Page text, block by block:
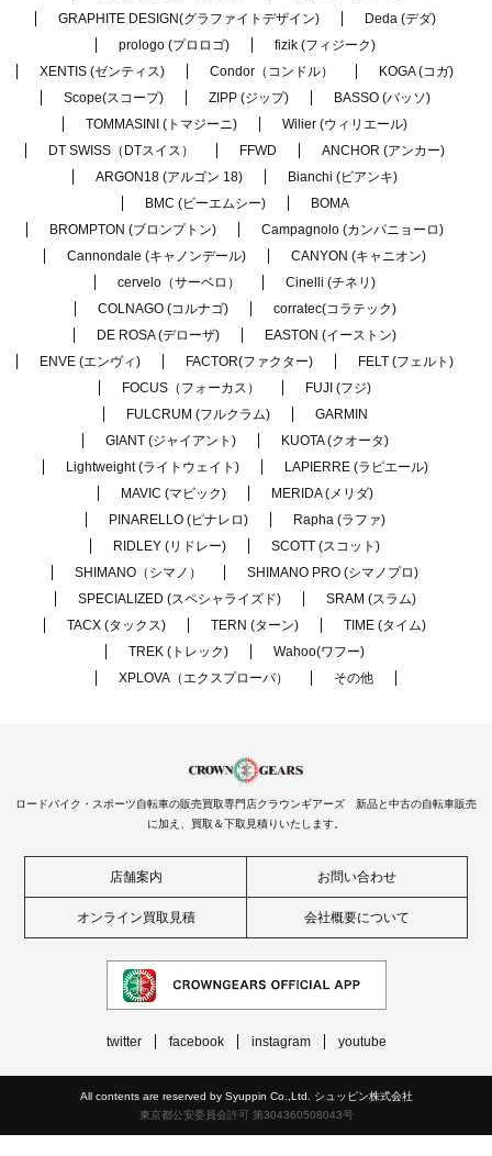
GRAPHITE DESIGN(グラファイトデザイン)
Deda (デダ)
prologo (プロロゴ)
fizik (フィジーク)
XENTIS (ゼンティス)
Condor（コンドル）
KOGA (コガ)
Scope(スコープ)
ZIPP (ジップ)
BASSO (バッソ)
TOMMASINI (トマジーニ)
Wilier (ウィリエール)
DT SWISS（DTスイス）
FFWD
ANCHOR (アンカー)
ARGON18 (アルゴン 18)
Bianchi (ビアンキ)
BMC (ビーエムシー)
BOMA
BROMPTON (ブロンプトン)
Campagnolo (カンパニョーロ)
Cannondale (キャノンデール)
CANYON (キャニオン)
cervelo（サーベロ）
Cinelli (チネリ)
COLNAGO (コルナゴ)
corratec(コラテック)
DE ROSA (デローザ)
EASTON (イーストン)
ENVE (エンヴィ)
FACTOR(ファクター)
FELT (フェルト)
FOCUS（フォーカス）
FUJI (フジ)
FULCRUM (フルクラム)
GARMIN
GIANT (ジャイアント)
KUOTA (クオータ)
Lightweight (ライトウェイト)
LAPIERRE (ラピエール)
MAVIC (マビック)
MERIDA (メリダ)
PINARELLO (ピナレロ)
Rapha (ラファ)
RIDLEY (リドレー)
SCOTT (スコット)
SHIMANO（シマノ）
SHIMANO PRO (シマノプロ)
SPECIALIZED (スペシャライズド)
SRAM (スラム)
TACX (タックス)
TERN (ターン)
TIME (タイム)
TREK (トレック)
Wahoo(ワフー)
XPLOVA（エクスプローバ）
その他
ロードバイク・スポーツ自転車の販売買取専門店クラウンギアーズ 新品と中古の自転車販売
に加え、買取＆下取見積りいたします。
店舗案内 お問い合わせ
オンライン買取見積 会社概要について
twitter facebook instagram youtube
All contents are reserved by Syuppin Co.,Ltd. シュッピン株式会社
東京都公安委員会許可 第304360508043号